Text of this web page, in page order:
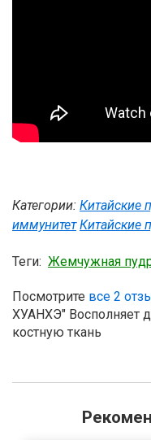
Категории: Китайские
иммунитет Китайские
Теги: Жемчужная
Посмотрите все 2
ХУАНХЭ" Восполняет
костную ткань